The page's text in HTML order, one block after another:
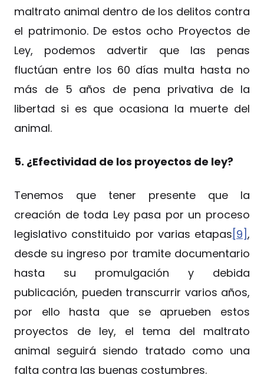
maltrato animal dentro de los delitos contra
el patrimonio. De estos ocho Proyectos de
Ley, podemos advertir que las penas
fluctúan entre los 60 días multa hasta no
más de 5 años de pena privativa de la
libertad si es que ocasiona la muerte del
animal.
5. ¿Efectividad de los proyectos de ley?
Tenemos que tener presente que la
creación de toda Ley pasa por un proceso
legislativo constituido por varias etapas [9],
desde su ingreso por tramite documentario
hasta su promulgación y debida
publicación, pueden transcurrir varios años,
por ello hasta que se aprueben estos
proyectos de ley, el tema del maltrato
animal seguirá siendo tratado como una
falta contra las buenas costumbres.